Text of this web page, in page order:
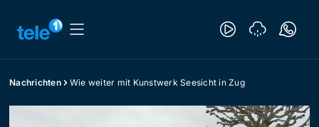
Nachrichten Wie weiter mit Kunstwerk Seesicht in Zug